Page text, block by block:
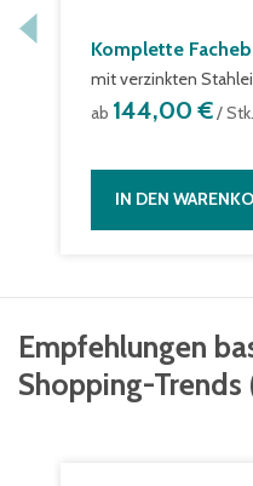
Komplette
mit verzinkten
ab 144,00 €/ Stk.
IN DEN
Empfehlungen
Shopping-Trends